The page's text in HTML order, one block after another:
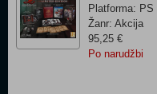
Platforma: PS
Žanr: Akcija
95,25 €
Po narudžbi